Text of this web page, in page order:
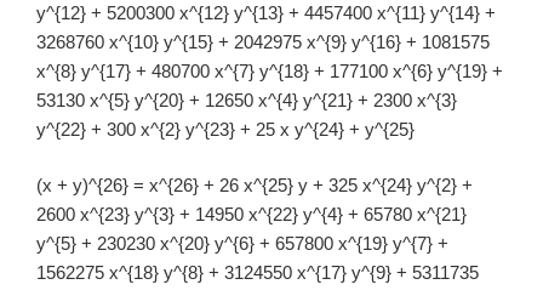
y^{12} + 5200300 x^{12} y^{13} + 4457400 x^{11} y^{14} +
3268760 x^{10} y^{15} + 2042975 x^{9} y^{16} + 1081575
x^{8} y^{17} + 480700 x^{7} y^{18} + 177100 x^{6} y^{19} +
53130 x^{5} y^{20} + 12650 x^{4} y^{21} + 2300 x^{3}
y^{22} + 300 x^{2} y^{23} + 25 x y^{24} + y^{25}
(x + y)^{26} = x^{26} + 26 x^{25} y + 325 x^{24} y^{2} +
2600 x^{23} y^{3} + 14950 x^{22} y^{4} + 65780 x^{21}
y^{5} + 230230 x^{20} y^{6} + 657800 x^{19} y^{7} +
1562275 x^{18} y^{8} + 3124550 x^{17} y^{9} + 5311735